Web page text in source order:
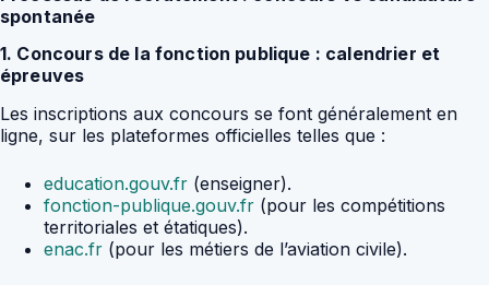
spontanée
1. Concours de la fonction publique : calendrier et
épreuves
Les inscriptions aux concours se font généralement en
ligne, sur les plateformes officielles telles que :
education.gouv.fr (enseigner).
fonction-publique.gouv.fr (pour les compétitions
territoriales et étatiques).
enac.fr (pour les métiers de l’aviation civile).